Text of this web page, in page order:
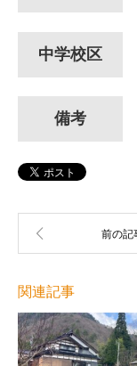
中学校区
備考
関連記事